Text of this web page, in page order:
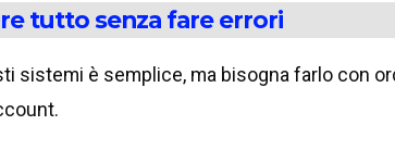
tutto senza fare errori
sistemi è semplice, ma bisogna farlo con